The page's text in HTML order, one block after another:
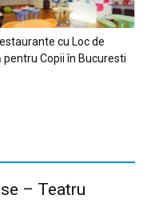
cu Loc de
pentru Copii în Bucuresti
– Teatru